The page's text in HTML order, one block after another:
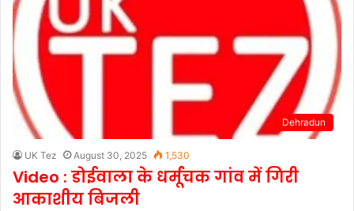
Dehradun
UK Tez August 30, 2025 1,530
Video : डोईवाला के धर्मूचक गांव में गिरी
आकाशीय बिजली